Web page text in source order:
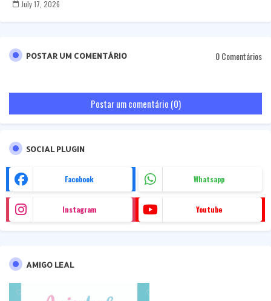
July 17, 2026
POSTAR UM COMENTÁRIO 0 Comentários
Postar um comentário (0)
SOCIAL PLUGIN
Facebook Whatsapp
Instagram Youtube
AMIGO LEAL